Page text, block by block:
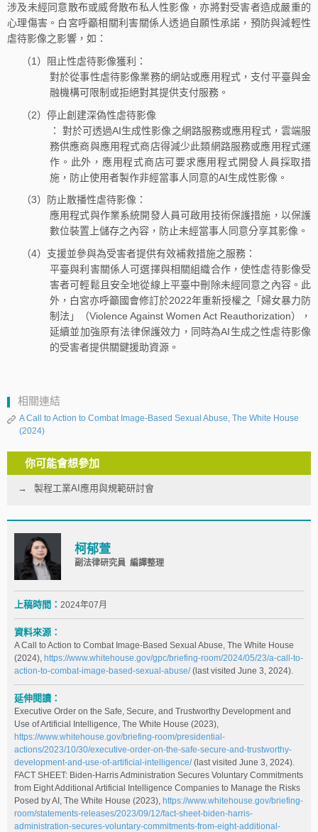
涉及未經同意散布或威脅散布私人性影像，亦將對受害者造成嚴重的
心理傷害。白宮呼籲相關利害關係人透過自願性承諾，預防與減輕性
虐待影像之影響，如：
（1）阻止性虐待影像獲利：
對於從事性虐待影像業務的網站或應用程式，支付平臺與金
融機構可限制或拒絕對其提供支付服務。
（2）停止創建深偽性虐待影像
： 對於可透過AI生成性影像之網路服務或應用程式，雲端服
務供應商與應用程式商店得減少此類網路服務或應用程式運
作。此外，應用程式商店可要求應用程式開發人員採取措
施，防止使用者製作非經當事人同意的AI生成性影像。
（3）防止散播性虐待影像：
應用程式與作業系統開發人員可啟用技術保護措施，以保護
數位裝置上儲存之內容，防止未經當事人同意分享其影像。
（4）支援並參與為受害者提供有效補救措施之服務：
平臺與利害關係人可選擇與相關組織合作，使性虐待影像受
害者可輕鬆且安全地從線上平臺中刪除未經同意之內容。此
外，白宮亦呼籲國會修訂於2022年重新授權之「婦女暴力防
制法」（Violence Against Women Act Reauthorization），
延續並加強原有法律保護效力，同時為AI生成之性虐待影像
的受害者提供關鍵援助資源。
相關連結
A Call to Action to Combat Image-Based Sexual Abuse, The White House
(2024)
你可能會想參加
製程工業AI應用與規範研討會
柯郁萱
副法律研究員 編譯整理
上稿時間： 2024年07月
資料來源：
A Call to Action to Combat Image-Based Sexual Abuse, The White House
(2024), https://www.whitehouse.gov/gpc/briefing-room/2024/05/23/a-call-to-
action-to-combat-image-based-sexual-abuse/(last visited June 3, 2024).
延伸閱讀：
Executive Order on the Safe, Secure, and Trustworthy Development and
Use of Artificial Intelligence, The White House (2023),
https://www.whitehouse.gov/briefing-room/presidential-
actions/2023/10/30/executive-order-on-the-safe-secure-and-trustworthy-
development-and-use-of-artificial-intelligence/(last visited June 3, 2024).
FACT SHEET: Biden-⁠Harris Administration Secures Voluntary Commitments
from Eight Additional Artificial Intelligence Companies to Manage the Risks
Posed by AI, The White House (2023), https://www.whitehouse.gov/briefing-
room/statements-releases/2023/09/12/fact-sheet-biden-harris-
administration-secures-voluntary-commitments-from-eight-additional-